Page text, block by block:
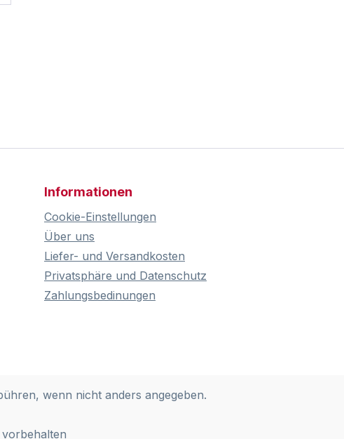
Informationen
Cookie-Einstellungen
Über uns
Liefer- und Versandkosten
Privatsphäre und Datenschutz
Zahlungsbedinungen
wenn nicht anders angegeben.